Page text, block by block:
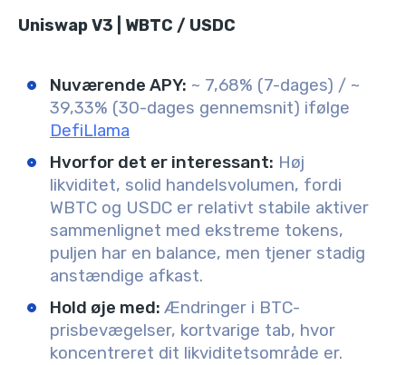
Uniswap V3 | WBTC / USDC
Nuværende APY: ~ 7,68% (7-dages) / ~
39,33% (30-dages gennemsnit) ifølge
DefiLlama
Hvorfor det er interessant: Høj
likviditet, solid handelsvolumen, fordi
WBTC og USDC er relativt stabile aktiver
sammenlignet med ekstreme tokens,
puljen har en balance, men tjener stadig
anstændige afkast.
Hold øje med: Ændringer i BTC-
prisbevægelser, kortvarige tab, hvor
koncentreret dit likviditetsområde er.